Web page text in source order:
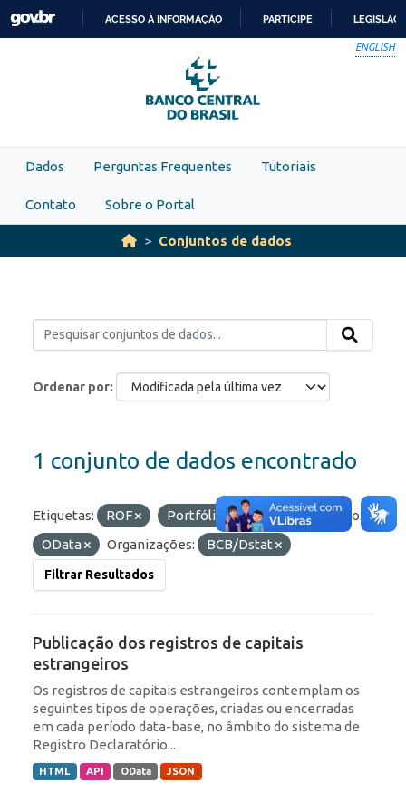
Skip to main content
PARA
O
CONTEÚDO
ACESSO À INFORMAÇÃO PARTICIPE
ENGLISH
Dados Perguntas Frequentes Tutoriais
Contato Sobre o Portal
Conjuntos de dados
Ordenar por
1 conjunto de dados encontrado
Etiquetas: ROF Portfólio IED
Formatos:
OData
Organizações: BCB/Dstat
Filtrar Resultados
Publicação dos registros de capitais
estrangeiros
Os registros de capitais estrangeiros contemplam os
seguintes tipos de operações, criadas ou encerradas
em cada período data-base, no âmbito do sistema de
Registro Declaratório...
HTML API OData JSON